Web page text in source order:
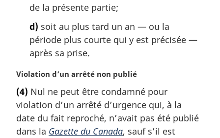
de la présente partie;
d) soit au plus tard un an — ou la
période plus courte qui y est précisée —
après sa prise.
N
t
e
m
a
Violation d’un arrêté non publié
(4) Nul ne peut être condamné pour
violation d’un arrêté d’urgence qui, à la
date du fait reproché, n’avait pas été publié
dans la Gazette du Canada, sauf s’il est